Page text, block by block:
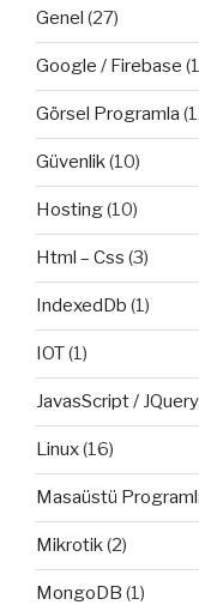
Genel (27)
Google / Firebase
Görsel Programla
Güvenlik(10)
Hosting(10)
Html – Css (3)
IndexedDb (1)
IOT(1)
JavasScript /
Linux(16)
Masaüstü
Mikrotik(2)
MongoDB (1)